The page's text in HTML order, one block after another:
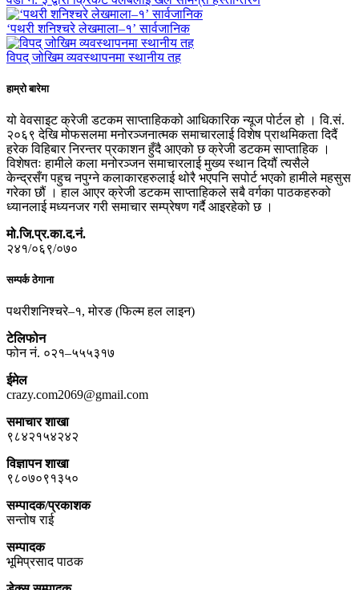
‘पथरी शनिश्चरे लेखमाला–१’ सार्वजानिक
विपद् जोखिम व्यवस्थापनमा स्थानीय तह
हाम्रो बारेमा
यो वेवसाइट क्रेजी डटकम साप्ताहिकको आधिकारिक न्यूज पोर्टल हो । वि.सं.
२०६९ देखि मोफसलमा मनोरञ्जनात्मक समाचारलाई विशेष प्राथमिकता दिदैं
हरेक विहिबार निरन्तर प्रकाशन हुँदै आएको छ क्रेजी डटकम साप्ताहिक ।
विशेषतः हामीले कला मनोरञ्जन समाचारलाई मुख्य स्थान दियौं त्यसैले
केन्द्रसँग पहुच नपुग्ने कलाकारहरुलाई थोरै भएपनि सपोर्ट भएको हामीले महसुस
गरेका छौं । हाल आएर क्रेजी डटकम साप्ताहिकले सबै वर्गका पाठकहरुको
ध्यानलाई मध्यनजर गरी समाचार सम्प्रेषण गर्दै आइरहेको छ ।
मो.जि.प्र.का.द.नं.
२४१/०६९/०७०
सम्पर्क ठेगाना
पथरीशनिश्चरे–१, मोरङ (फिल्म हल लाइन)
टेलिफोन
फोन नं. ०२१–५५५३१७
ईमेल
crazy.com2069@gmail.com
समाचार शाखा
९८४२१५४२४२
विज्ञापन शाखा
९८०७०९१३५०
सम्पादक/प्रकाशक
सन्तोष राई
सम्पादक
भूमिप्रसाद पाठक